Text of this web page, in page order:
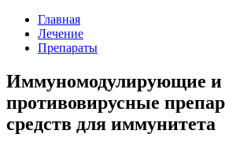
Главная
Лечение
Препараты
Иммуномодулирующие и
противовирусные
средств для иммунитета